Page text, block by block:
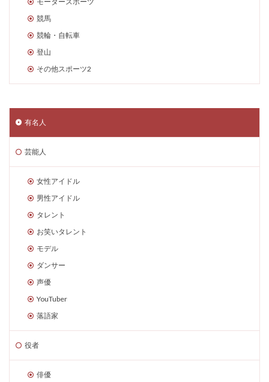
競馬
競輪・自転車
登山
その他スポーツ2
有名人
芸能人
女性アイドル
男性アイドル
タレント
お笑いタレント
モデル
ダンサー
声優
YouTuber
落語家
役者
俳優